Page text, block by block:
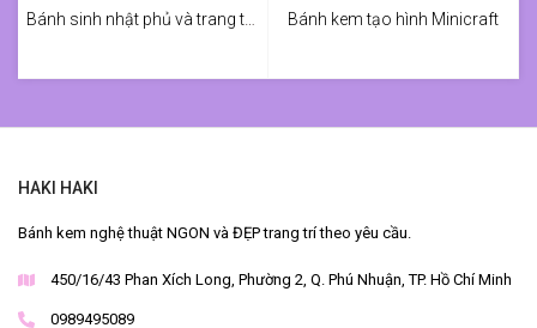
Bánh kem tạo hình Minicraft
HAKI HAKI
Bánh kem nghệ thuật NGON và ĐẸP trang trí theo yêu cầu.
450/16/43 Phan Xích Long, Phường 2, Q. Phú Nhuận, TP. Hồ Chí Minh
0989495089